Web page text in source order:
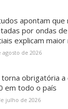
apontam que
por ondas
explicam maior
agosto de 2026
torna obrigatória a
em todo o país
julho de 2026